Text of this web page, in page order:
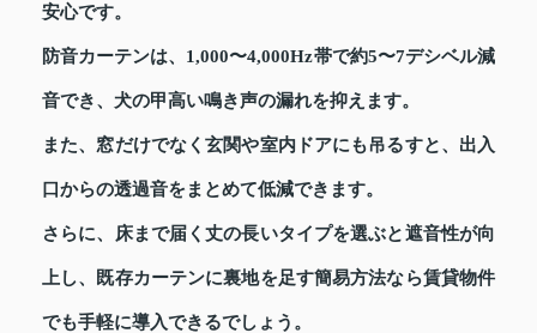
安心です。
防音カーテンは、1,000〜4,000Hz帯で約5〜7デシベル減
音でき、犬の甲高い鳴き声の漏れを抑えます。
また、窓だけでなく玄関や室内ドアにも吊るすと、出入
口からの透過音をまとめて低減できます。
さらに、床まで届く丈の長いタイプを選ぶと遮音性が向
上し、既存カーテンに裏地を足す簡易方法なら賃貸物件
でも手軽に導入できるでしょう。